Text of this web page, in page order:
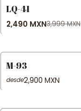
-38% OFF
LQ-41
2,490 MXN3,999 MXN
M-93
desde2,900 MXN